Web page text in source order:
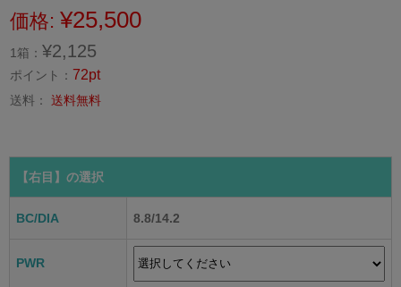
価格: ¥25,500
1箱： ¥2,125
ポイント： 72pt
送料：送料無料
【右目】 の選択
BC/DIA 8.8/14.2
PWR